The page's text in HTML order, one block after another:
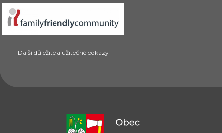
Další důležité a užitečné odkazy